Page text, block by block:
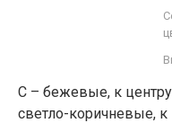
С – бежевые, к
светло-коричневые,